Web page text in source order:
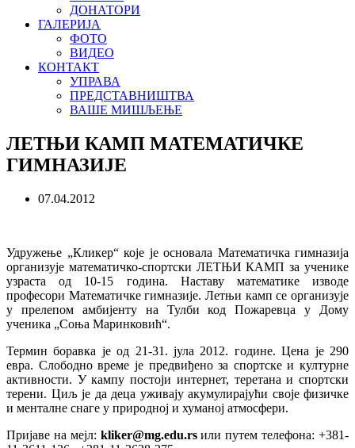
ДОНАТОРИ
ГАЛЕРИЈА
ФОТО
ВИДЕО
КОНТАКТ
УПРАВА
ПРЕДСТАВНИШТВА
ВАШЕ МИШЉЕЊЕ
ЛЕТЊИ КАМП МАТЕМАТИЧКЕ
ГИМНАЗИЈЕ
07.04.2012
Удружење „Кликер“ које је основала Математичка гимназија
организује математичко-спортски ЛЕТЊИ КАМП за ученике
узраста од 10-15 година. Наставу математике изводе
професори Математичке гимназије. Летњи камп се организује
у прелепом амбијенту на Тулби код Пожаревца у Дому
ученика „Соња Маринковић“.
Термин боравка је од 21-31. јула 2012. године. Цена је 290
евра. Слободно време је предвиђено за спортске и културне
активности. У кампу постоји интернет, теретана и спортски
терени. Циљ је да деца уживају акумулирајући своје физичке
и менталне снаге у природној и хуманој атмосфери.
Пријаве на мејл: kliker@mg.edu.rsили путем телефона: +381-